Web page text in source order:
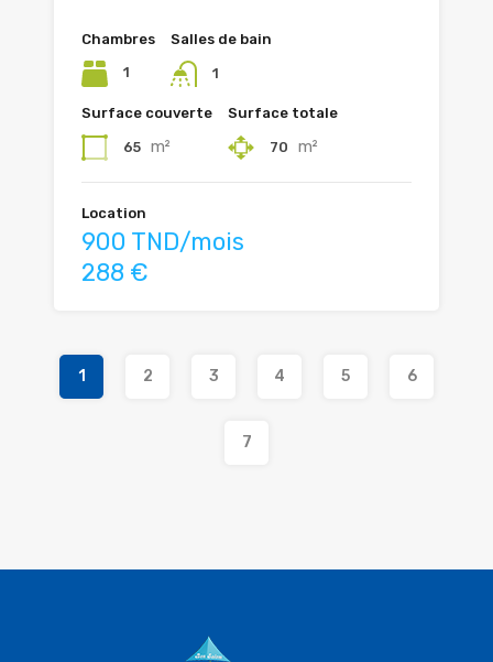
Chambres
1
Salles de bain
1
Surface couverte
65 m²
Surface totale
70 m²
Location
900 TND/mois
288 €
1 2 3 4 5 6
7